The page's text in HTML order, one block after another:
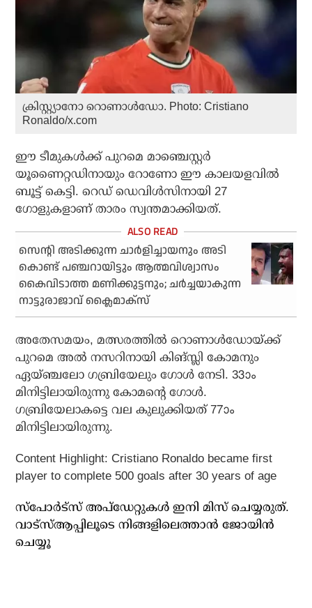
ക്രിസ്റ്റ്യാനോ റൊണാൾഡോ. Photo: Cristiano
Ronaldo/x.com
ഈ ടീമുകള്‍ക്ക് പുറമെ മാഞ്ചെസ്റ്റര്‍
യൂണൈറ്റഡിനായും റോണോ ഈ കാലയളവില്‍
ബൂട്ട് കെട്ടി. റെഡ് ഡെവിള്‍സിനായി 27
ഗോളുകളാണ് താരം സ്വന്തമാക്കിയത്.
സെന്റി അടിക്കുന്ന ചാര്‍ളിച്ചായനും അടി
കൊണ്ട് പഞ്ചറായിട്ടും ആത്മവിശ്വാസം
കൈവിടാത്ത മണിക്കുട്ടനും; ചര്‍ച്ചയാകുന്ന
നാട്ടുരാജാവ് ക്ലൈമാക്‌സ്
അതേസമയം, മത്സരത്തില്‍ റൊണാള്‍ഡോയ്ക്ക്
പുറമെ അല്‍ നസറിനായി കിങ്സ്ലി കോമനും
ഏയ്ഞ്ചലോ ഗബ്രിയേലും ഗോള്‍ നേടി. 33ാം
മിനിട്ടിലായിരുന്നു കോമന്റെ ഗോള്‍.
ഗബ്രിയേലാകട്ടെ വല കുലുക്കിയത് 77ാം
മിനിട്ടിലായിരുന്നു.
Content Highlight: Cristiano Ronaldo became first
player to complete 500 goals after 30 years of age
സ്പോർട്സ് അപ്ഡേറ്റുകൾ ഇനി മിസ് ചെയ്യരുത്.
വാട്സ്ആപ്പിലൂടെ നിങ്ങളിലെത്താൻ ജോയിൻ
ചെയ്യൂ